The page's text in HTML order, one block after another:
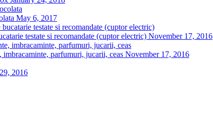
May 6, 2017
testate si recomandate (cuptor electric) November 17, 2016
parfumuri, jucarii, ceas November 17, 2016
2016